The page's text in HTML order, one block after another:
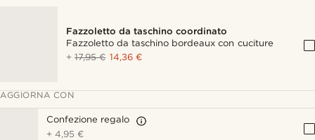
Fazzoletto da taschino coordinato
Fazzoletto da taschino bordeaux con cuciture
+17,95 € 14,36 €
AGGIORNA CON
Confezione regalo
+4,95 €